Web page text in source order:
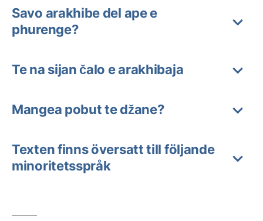
Savo arakhibe del ape e
phurenge?
Te na sijan čalo e arakhibaja
Mangea pobut te džane?
Texten finns översatt till följande
minoritetsspråk